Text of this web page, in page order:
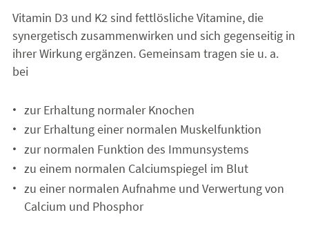
Vitamin D3 und K2 sind fettlösliche Vitamine, die
synergetisch zusammenwirken und sich gegenseitig in
ihrer Wirkung ergänzen. Gemeinsam tragen sie u. a.
bei
zur Erhaltung normaler Knochen
zur Erhaltung einer normalen Muskelfunktion
zur normalen Funktion des Immunsystems
zu einem normalen Calciumspiegel im Blut
zu einer normalen Aufnahme und Verwertung von
Calcium und Phosphor